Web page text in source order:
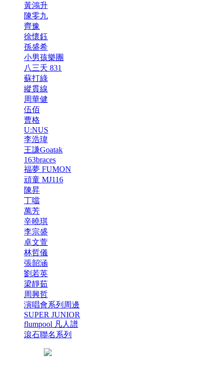
黃鴻升
陳零九
齊豫
徐懷鈺
孫盛希
小男孩樂團
八三夭 831
蘇打綠
縱貫線
周華健
伍佰
曹格
U:NUS
李浩瑋
王謙Goatak
163braces
福夢 FUMON
頑童 MJ116
陳昇
丁噹
萬芳
辛曉琪
李宗盛
卓文萱
林哲儀
張韶涵
劉若英
梁靜茹
周興哲
演唱會系列周邊
SUPER JUNIOR
flumpool 凡人譜
滾石聯名系列